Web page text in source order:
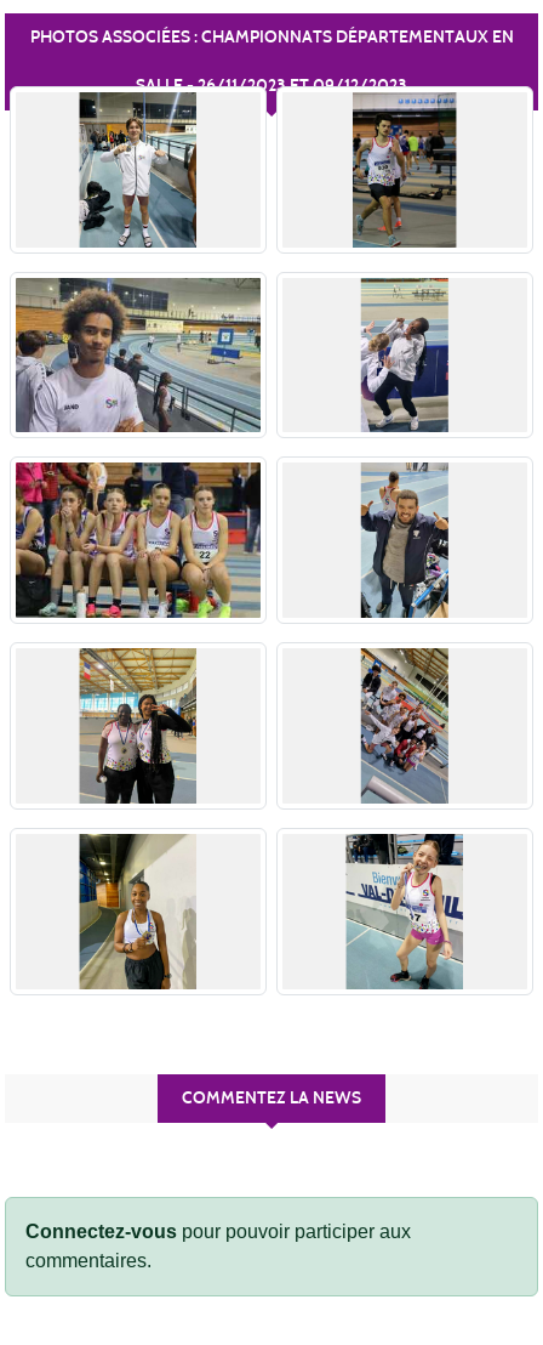
PHOTOS ASSOCIÉES : CHAMPIONNATS DÉPARTEMENTAUX EN
SALLE - 26/11/2023 ET 09/12/2023
COMMENTEZ LA NEWS
Connectez-vous pour pouvoir participer aux
commentaires.